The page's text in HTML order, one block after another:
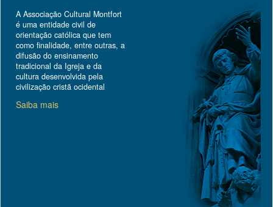
A Associação Cultural Montfort
é uma entidade civil de
orientação católica que tem
como finalidade, entre outras, a
difusão do ensinamento
tradicional da Igreja e da
cultura desenvolvida pela
civilização cristã ocidental
Saiba mais